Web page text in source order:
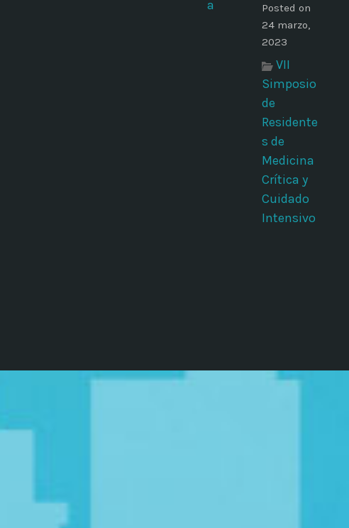
Posted on
24 marzo,
2023
VII
Simposio
de
Residente
s de
Medicina
Crítica y
Cuidado
Intensivo